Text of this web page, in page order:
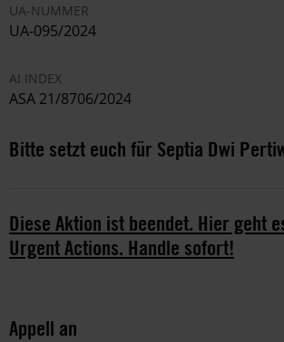
UA-NUMMER
UA-095/2024
AI INDEX
ASA 21/8706/2024
Bitte setzt euch für Septia Dwi
Diese Aktion ist beendet. Hier geht
Urgent Actions. Handle sofort!
Appell an